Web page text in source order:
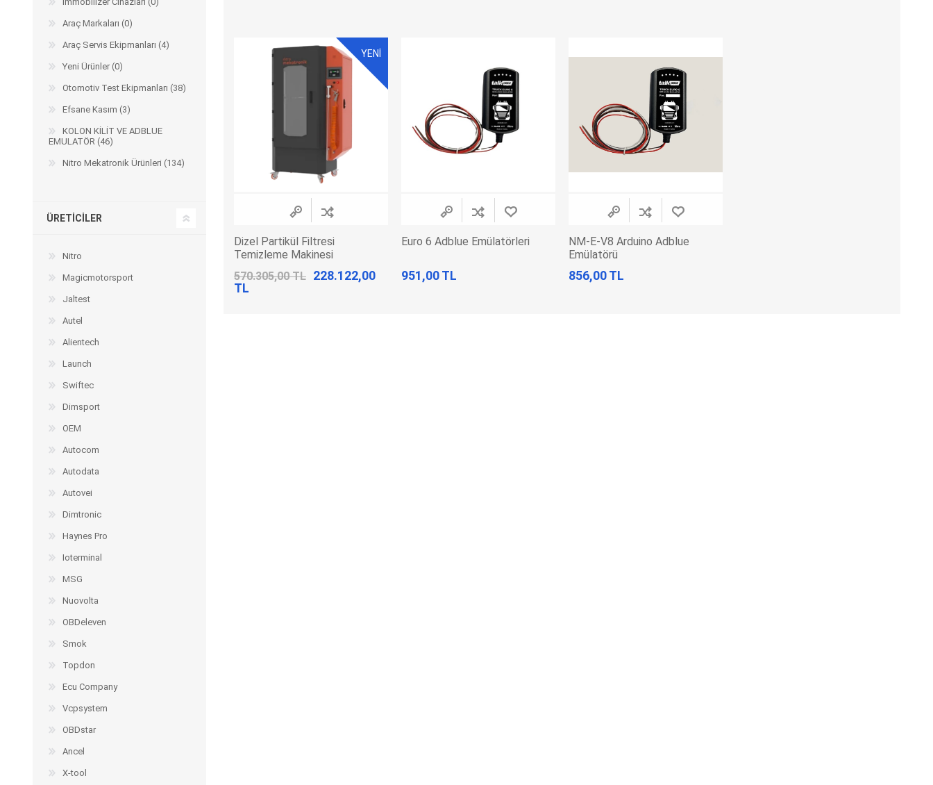
Kabloları
Lisanslar
Gizli Özellik Açma Cihazları
Kablo ve Ekipmanlar
Araç Sarj İstasyonları
Servis Ekipmanları
Elektrikli Araç Garaj
Ekipmanları
ADAS Kalibrasyon
Diğer
İmmo Emülatörleri
Binek Araç Emülatörleri
NUOVOLTA TOPDON ECU COMPANY VCPSYSTEM
X-TOOL
YENİ
Dizel Partikül Filtresi
Temizleme Makinesi
570.305,00 TL 228.122,00
TL
Euro 6 Adblue Emülatörleri
951,00 TL
NM-E-V8 Arduino Adblue
Emülatörü
856,00 TL
Araç Markaları (0)
Araç Servis Ekipmanları (4)
Yeni Ürünler (0)
Otomotiv Test Ekipmanları (38)
Efsane Kasım (3)
KOLON KİLİT VE ADBLUE
EMULATÖR (46)
Nitro Mekatronik Ürünleri (134)
ÜRETICILER
Nitro
Magicmotorsport
Jaltest
Autel
Alientech
Launch
Swiftec
Dimsport
OEM
Autocom
Autodata
Autovei
Dimtronic
Haynes Pro
Ioterminal
MSG
Nuovolta
OBDeleven
Smok
Topdon
Ecu Company
Vcpsystem
OBDstar
Ancel
X-tool